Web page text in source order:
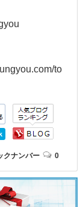
to
クナンバー 0